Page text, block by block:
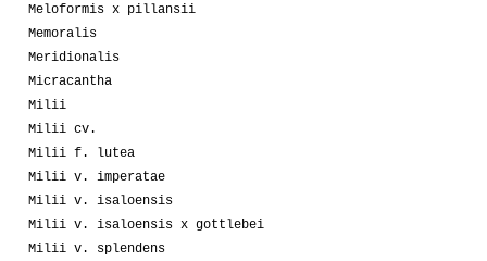
Meloformis x pillansii
Memoralis
Meridionalis
Micracantha
Milii
Milii cv.
Milii f. lutea
Milii v. imperatae
Milii v. isaloensis
Milii v. isaloensis x gottlebei
Milii v. splendens